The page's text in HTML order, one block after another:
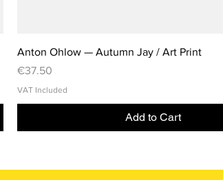
Anton Ohlow — Autumn Jay / Art Print
Price
€37.50
VAT Included
Add to Cart